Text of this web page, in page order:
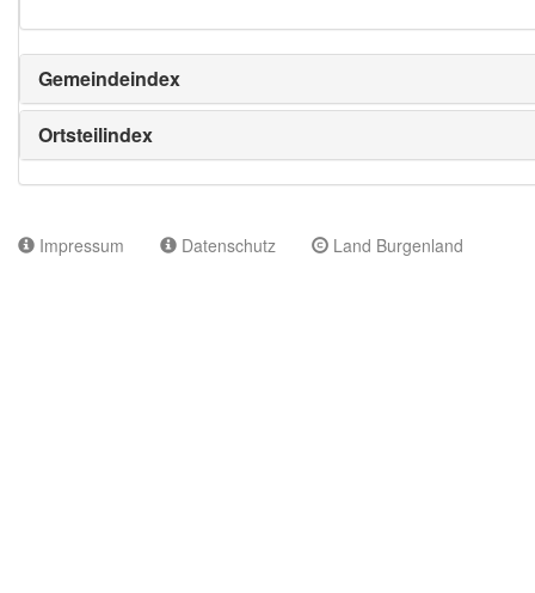
Gemeindeindex
Ortsteilindex
Impressum Datenschutz Land Burgenland